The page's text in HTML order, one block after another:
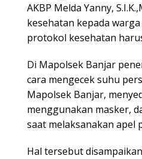
AKBP Melda Yanny,
kesehatan kepada
protokol kesehatan
Di Mapolsek Banjar
cara mengecek suhu
Mapolsek Banjar,
menggunakan masker,
saat melaksanakan apel
Hal tersebut